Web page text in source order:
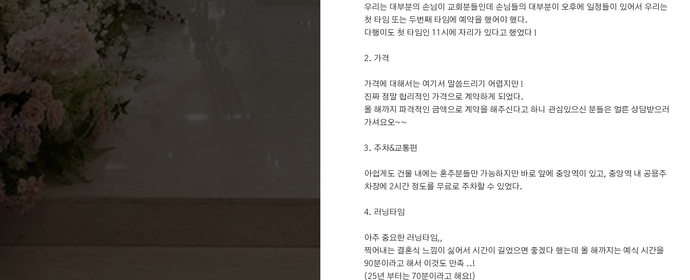
The Venir Story
우리는 대부분의 손님이 교회분들인데 손님들의 대부분이 오후에 일정들이 있어서 우리는
첫 타임 또는 두번째 타임에 예약을 했어야 했다.
다행이도 첫 타임인 11시에 자리가 있다고 했었다 !
2. 가격
가격에 대해서는 여기서 말씀드리기 어렵지만 !
진짜 정말 합리적인 가격으로 계약하게 되었다.
올 해까지 파격적인 금액으로 계약을 해주신다고 하니 관심있으신 분들은 얼른 상담받으러
가셔요오~~
3. 주차&교통편
아쉽게도 건물 내에는 혼주분들만 가능하지만 바로 앞에 중앙역이 있고, 중앙역 내 공용주
차장에 2시간 정도를 무료로 주차할 수 있었다.
4. 러닝타임
아주 중요한 러닝타임,,
찍어내는 결혼식 느낌이 싫어서 시간이 길었으면 좋겠다 했는데 올 해까지는 예식 시간을
90분이라고 해서 이것도 만족 ..!
(25년 부터는 70분이라고 해요!)